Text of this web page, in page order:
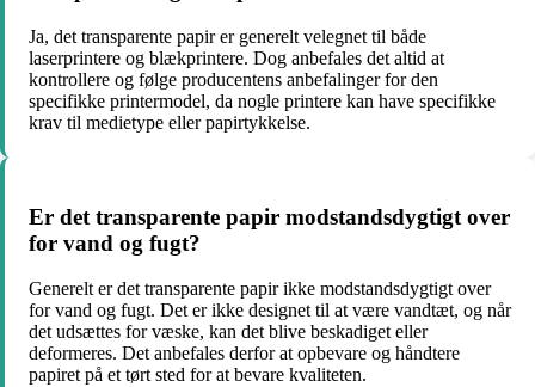
Ja, det transparente papir er generelt velegnet til både
laserprintere og blækprintere. Dog anbefales det altid at
kontrollere og følge producentens anbefalinger for den
specifikke printermodel, da nogle printere kan have specifikke
krav til medietype eller papirtykkelse.
Er det transparente papir modstandsdygtigt over
for vand og fugt?
Generelt er det transparente papir ikke modstandsdygtigt over
for vand og fugt. Det er ikke designet til at være vandtæt, og når
det udsættes for væske, kan det blive beskadiget eller
deformeres. Det anbefales derfor at opbevare og håndtere
papiret på et tørt sted for at bevare kvaliteten.